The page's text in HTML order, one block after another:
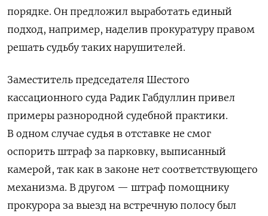
порядке. Он предложил выработать единый
подход, например, наделив прокуратуру правом
решать судьбу таких нарушителей.
Заместитель председателя Шестого
кассационного суда Радик Габдуллин привел
примеры разнородной судебной практики.
В одном случае судья в отставке не смог
оспорить штраф за парковку, выписанный
камерой, так как в законе нет соответствующего
механизма. В другом — штраф помощнику
прокурора за выезд на встречную полосу был